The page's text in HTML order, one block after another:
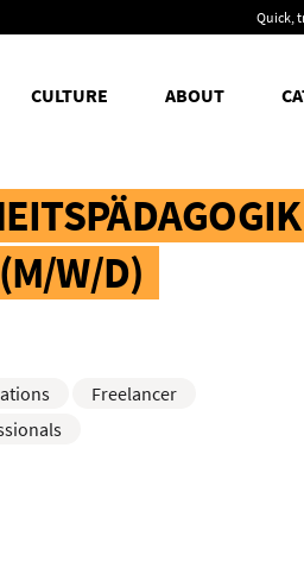
CULTURE ABOUT
Quick,
W/D)
Freelancer